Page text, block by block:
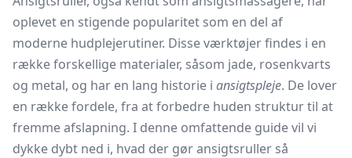
oplevet en stigende popularitet som en del af
moderne hudplejerutiner. Disse værktøjer findes i en
række forskellige materialer, såsom jade, rosenkvarts
og metal, og har en lang historie i ansigtspleje. De lover
en række fordele, fra at forbedre huden struktur til at
fremme afslapning. I denne omfattende guide vil vi
dykke dybt ned i, hvad der gør ansigtsruller så